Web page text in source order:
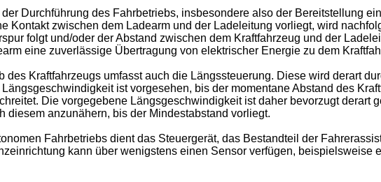
Durchführung des Fahrbetriebs, insbesondere also der Bereitstellung
Kontakt zwischen dem Ladearm und der Ladeleitung vorliegt, wird
folgt und/oder der Abstand zwischen dem Kraftfahrzeug und der
eine zuverlässige Übertragung von elektrischer Energie zu dem
des Kraftfahrzeugs umfasst auch die Längssteuerung. Diese wird derart
ist vorgesehen, bis der momentane Abstand des
Die vorgegebene Längsgeschwindigkeit ist daher bevorzugt derart
diesem anzunähern, bis der Mindestabstand vorliegt.
Fahrbetriebs dient das Steuergerät, das Bestandteil der
kann über wenigstens einen Sensor verfügen, beispielsweise